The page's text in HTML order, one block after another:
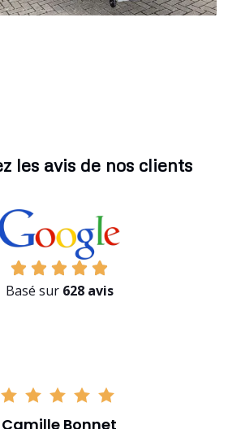
les avis de nos clients
Basé sur 628 avis
Camille Bonnet